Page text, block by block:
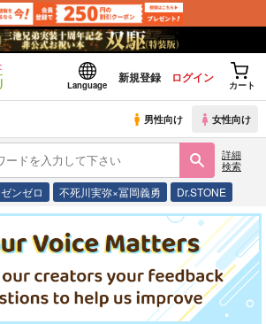
Language
新規登録 ログイン
カート
男性向け 女性向け
詳細
検索
ゼンゼロ 不死川実弥×冨岡義勇 Dr.STONE